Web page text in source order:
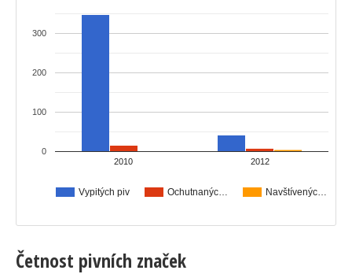
Vypitých piv Ochutnanýc… Navštívenýc…
2010 2012
0
100
200
300
Četnost pivních značek